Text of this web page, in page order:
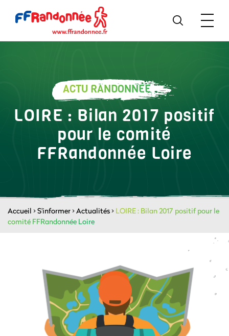
ACTU RANDONNÉE
LOIRE : Bilan 2017 positif
pour le comité
FFRandonnée Loire
Accueil >S'informer>Actualités> LOIRE : Bilan 2017 positif pour le
comité FFRandonnée Loire